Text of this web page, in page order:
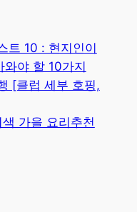
트 10 : 현지인이
야 할 10가지
[클럽 세부 호핑,
가을 요리추천